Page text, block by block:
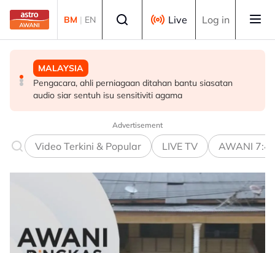
Skip to main content
BM | EN Live Log in
MALAYSIA
Pengacara, ahli perniagaan ditahan bantu siasatan
audio siar sentuh isu sensitiviti agama
DUNIA
PM Thailand arah undang-undang senjata api diperketat
selepas insiden tembakan di sekolah
MALAYSIA
Beza parti tak boleh sekat persahabatan, kerjasama
demi manfaat rakyat - PM Anwar
Advertisement
Video Terkini & Popular LIVE TV AWANI